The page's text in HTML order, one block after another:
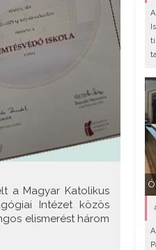
a Magyar Katolikus
Intézet közös
elismerést három